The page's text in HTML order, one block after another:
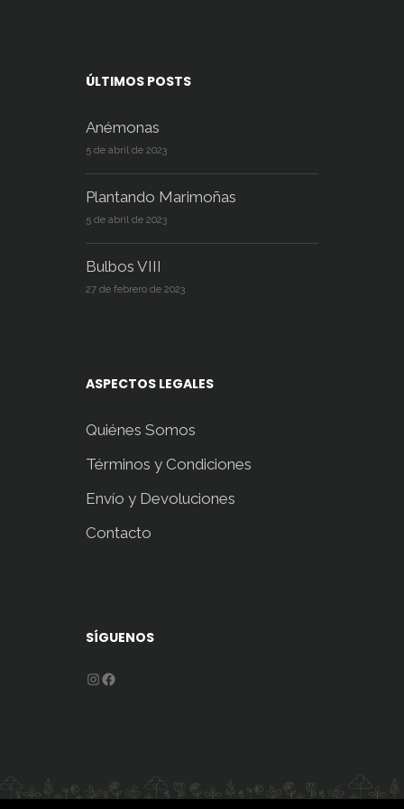
ÚLTIMOS POSTS
Anémonas
5 de abril de 2023
Plantando Marimoñas
5 de abril de 2023
Bulbos VIII
27 de febrero de 2023
ASPECTOS LEGALES
Quiénes Somos
Términos y Condiciones
Envío y Devoluciones
Contacto
SÍGUENOS
Instagram
Facebook